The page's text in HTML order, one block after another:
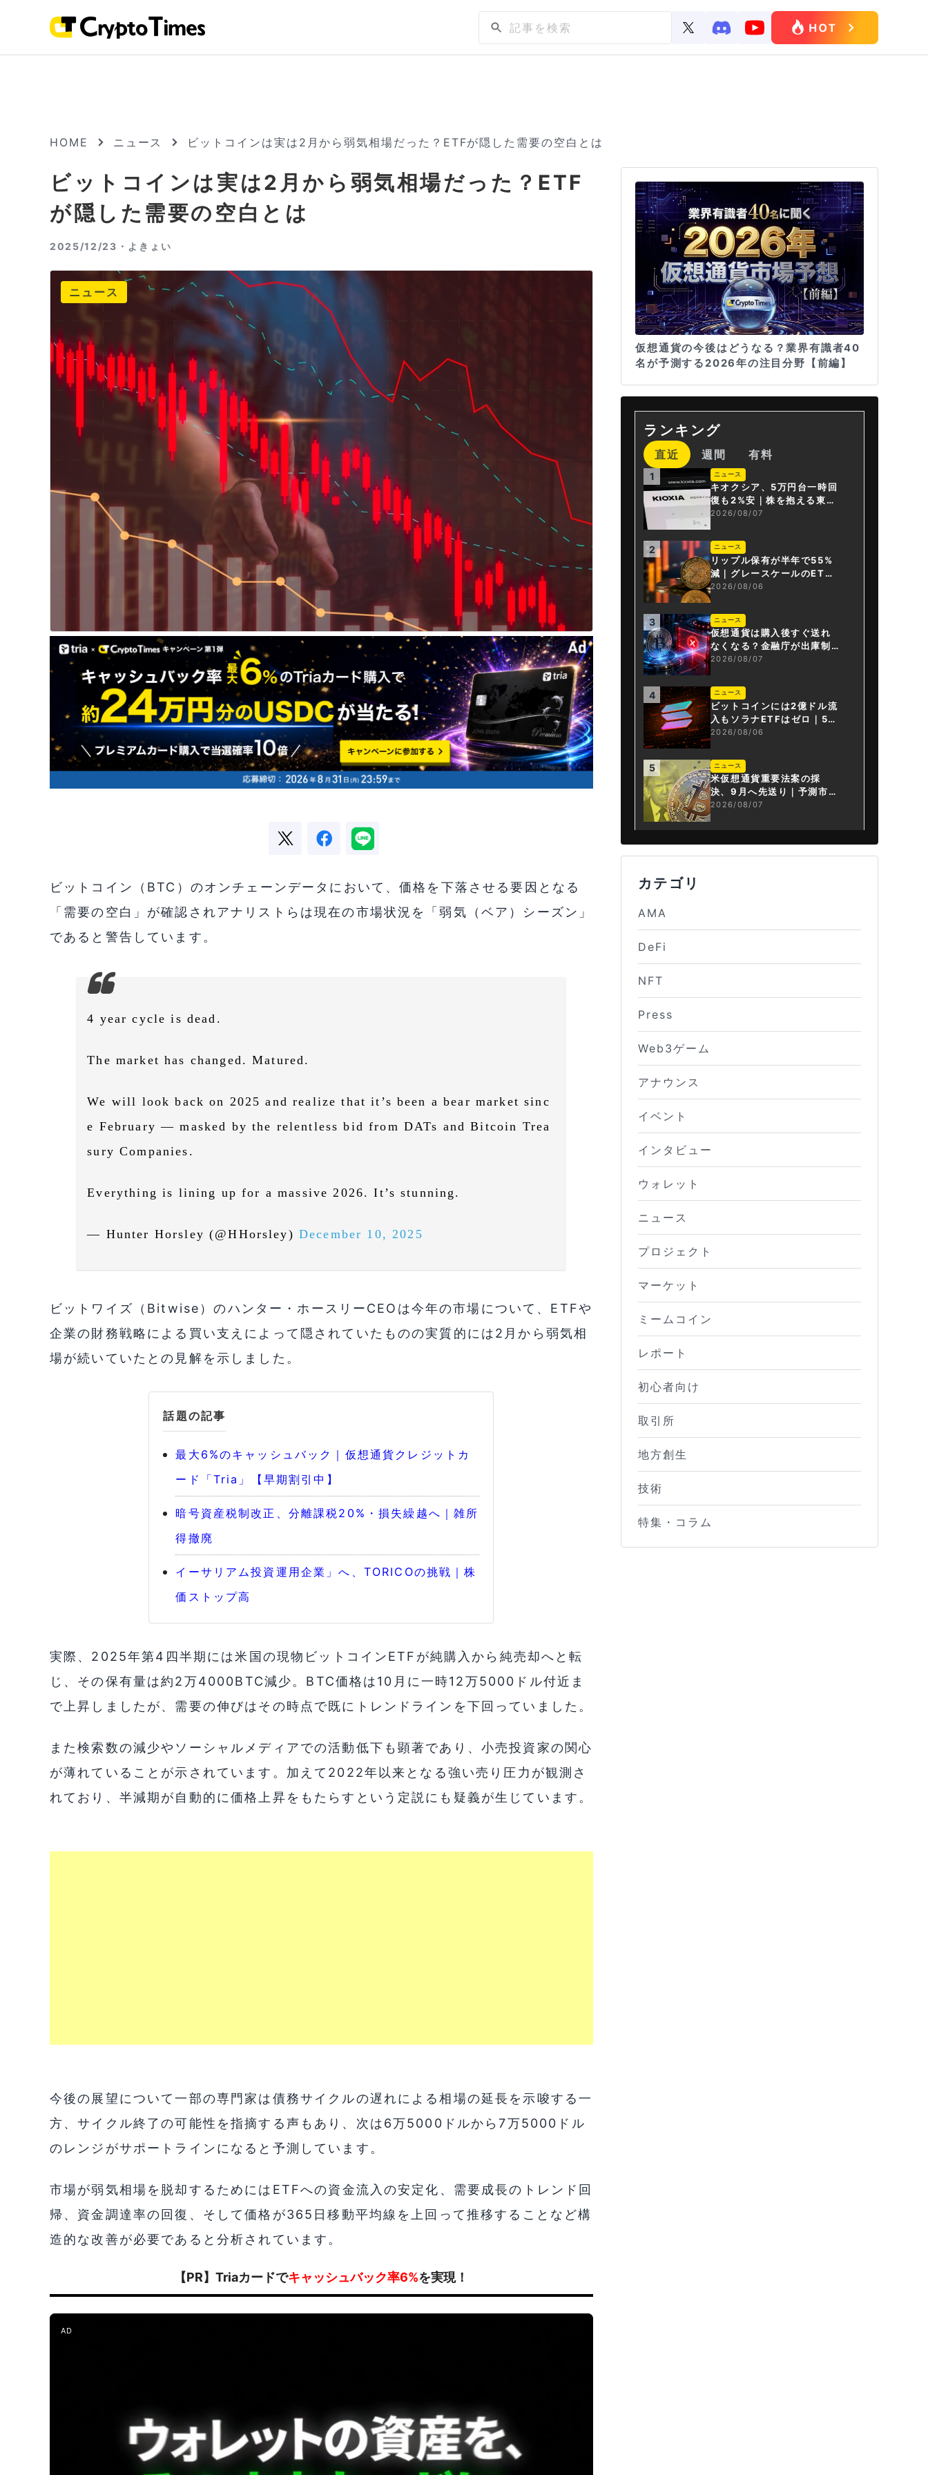
HOME ニュース ビットコインは実は2月から弱気相場だった？ETFが隠した需要の空白とは
ビットコインは実は2月から弱気相場だった？ETF
が隠した需要の空白とは
2025/12/23・ よきょい
ニュース
ビットコイン（BTC）のオンチェーンデータにおいて、価格を下落させる要因となる
「需要の空白」が確認されアナリストらは現在の市場状況を「弱気（ベア）シーズン」
であると警告しています。
4 year cycle is dead.
The market has changed. Matured.
We will look back on 2025 and realize that it’s been a bear market sinc
e February — masked by the relentless bid from DATs and Bitcoin Trea
sury Companies.
Everything is lining up for a massive 2026. It’s stunning.
— Hunter Horsley (@HHorsley) December 10, 2025
ビットワイズ（Bitwise）のハンター・ホースリーCEOは今年の市場について、ETFや
企業の財務戦略による買い支えによって隠されていたものの実質的には2月から弱気相
場が続いていたとの見解を示しました。
話題の記事
最大6%のキャッシュバック｜仮想通貨クレジットカ
ード「Tria」【早期割引中】
暗号資産税制改正、分離課税20%・損失繰越へ｜雑所
得撤廃
イーサリアム投資運用企業」へ、TORICOの挑戦｜株
価ストップ高
実際、2025年第4四半期には米国の現物ビットコインETFが純購入から純売却へと転
じ、その保有量は約2万4000BTC減少。BTC価格は10月に一時12万5000ドル付近ま
で上昇しましたが、需要の伸びはその時点で既にトレンドラインを下回っていました。
また検索数の減少やソーシャルメディアでの活動低下も顕著であり、小売投資家の関心
が薄れていることが示されています。加えて2022年以来となる強い売り圧力が観測さ
れており、半減期が自動的に価格上昇をもたらすという定説にも疑義が生じています。
今後の展望について一部の専門家は債務サイクルの遅れによる相場の延長を示唆する一
方、サイクル終了の可能性を指摘する声もあり、次は6万5000ドルから7万5000ドル
のレンジがサポートラインになると予測しています。
市場が弱気相場を脱却するためにはETFへの資金流入の安定化、需要成長のトレンド回
帰、資金調達率の回復、そして価格が365日移動平均線を上回って推移することなど構
造的な改善が必要であると分析されています。
【PR】Triaカードでキャッシュバック率6%を実現！
AD
仮想通貨の今後はどうなる？業界有識者40
名が予測する2026年の注目分野【前編】
ランキング
直近 週間 有料
1 ニュース
キオクシア、5万円台一時回
復も2%安｜株を抱える東芝
は純利益30倍
2026/08/07
2 ニュース
リップル保有が半年で55%
減｜グレースケールのET
F、純資産1.6億ドル減
2026/08/06
3 ニュース
仮想通貨は購入後すぐ送れ
なくなる？金融庁が出庫制
限を要請
2026/08/07
4 ニュース
ビットコインには2億ドル流
入もソラナETFはゼロ｜5営
業日連続で停止
2026/08/06
5 ニュース
米仮想通貨重要法案の採
決、9月へ先送り｜予測市場
の成立確率は14%に
2026/08/07
カテゴリ
AMA
DeFi
NFT
Press
Web3ゲーム
アナウンス
イベント
インタビュー
ウォレット
ニュース
プロジェクト
マーケット
ミームコイン
レポート
初心者向け
取引所
地方創生
技術
特集・コラム